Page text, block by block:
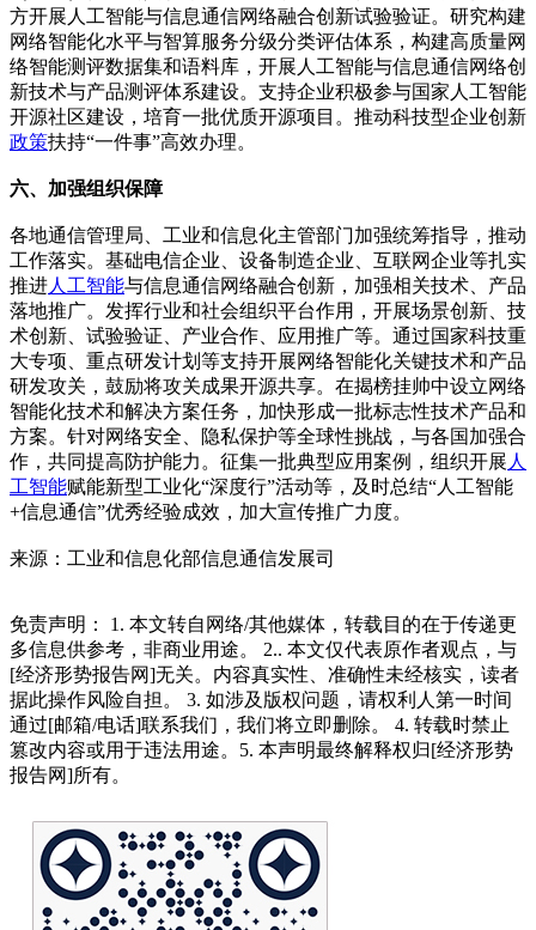
方开展人工智能与信息通信网络融合创新试验验证。研究构建
网络智能化水平与智算服务分级分类评估体系，构建高质量网
络智能测评数据集和语料库，开展人工智能与信息通信网络创
新技术与产品测评体系建设。支持企业积极参与国家人工智能
开源社区建设，培育一批优质开源项目。推动科技型企业创新
政策扶持“一件事”高效办理。
六、加强组织保障
各地通信管理局、工业和信息化主管部门加强统筹指导，推动
工作落实。基础电信企业、设备制造企业、互联网企业等扎实
推进人工智能与信息通信网络融合创新，加强相关技术、产品
落地推广。发挥行业和社会组织平台作用，开展场景创新、技
术创新、试验验证、产业合作、应用推广等。通过国家科技重
大专项、重点研发计划等支持开展网络智能化关键技术和产品
研发攻关，鼓励将攻关成果开源共享。在揭榜挂帅中设立网络
智能化技术和解决方案任务，加快形成一批标志性技术产品和
方案。针对网络安全、隐私保护等全球性挑战，与各国加强合
作，共同提高防护能力。征集一批典型应用案例，组织开展 人
工智能赋能新型工业化“深度行”活动等，及时总结“人工智能
+信息通信”优秀经验成效，加大宣传推广力度。
来源：工业和信息化部信息通信发展司
免责声明： 1. 本文转自网络/其他媒体，转载目的在于传递更
多信息供参考，非商业用途。 2.. 本文仅代表原作者观点，与
[经济形势报告网]无关。内容真实性、准确性未经核实，读者
据此操作风险自担。 3. 如涉及版权问题，请权利人第一时间
通过[邮箱/电话]联系我们，我们将立即删除。 4. 转载时禁止
篡改内容或用于违法用途。5. 本声明最终解释权归[经济形势
报告网]所有。